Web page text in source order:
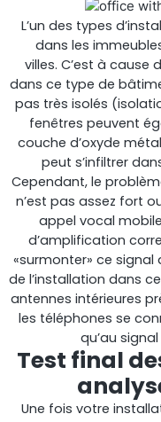
L’un des types
dans les
villes. C’est à cause
dans ce type de
pas très isolés
fenêtres peuvent
couche d’oxyde
peut s’infiltrer
Cependant, le
n’est pas assez fort
appel vocal
d’amplification
«surmonter» ce
de l’installation dans
antennes intérieures
les téléphones se
qu’au
Test final
Une fois votre